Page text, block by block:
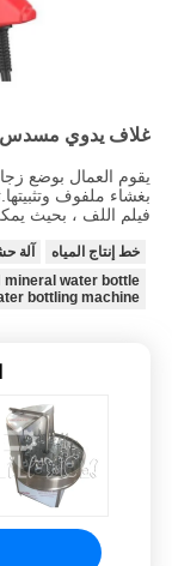
غلاف يدوي مسدس
يقوم العمال بوضع
بغشاء ملفوف
فيلم اللف ، بحيث
خط إنتاج المياه
آلة
mineral water bottle
bottling machine